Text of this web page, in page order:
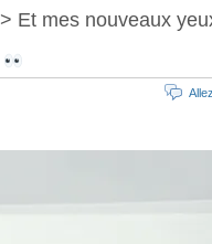
> Et mes nouveaux